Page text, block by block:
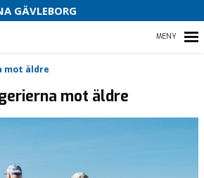
GÄVLEBORG
mot äldre
mot äldre